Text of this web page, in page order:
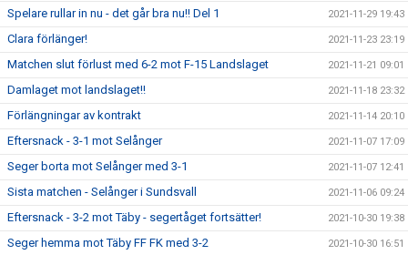
Spelare rullar in nu - det går bra nu!! Del 1 2021-11-29 19:43
Clara förlänger! 2021-11-23 23:19
Matchen slut förlust med 6-2 mot F-15 Landslaget 2021-11-21 09:01
Damlaget mot landslaget!! 2021-11-18 23:32
Förlängningar av kontrakt 2021-11-14 20:10
Eftersnack - 3-1 mot Selånger 2021-11-07 17:09
Seger borta mot Selånger med 3-1 2021-11-07 12:41
Sista matchen - Selånger i Sundsvall 2021-11-06 09:24
Eftersnack - 3-2 mot Täby - segertåget fortsätter! 2021-10-30 19:38
Seger hemma mot Täby FF FK med 3-2 2021-10-30 16:51